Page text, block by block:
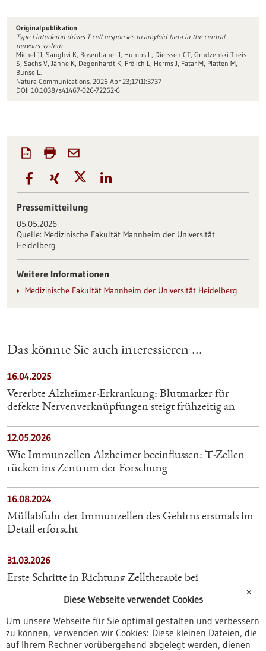
Originalpublikation
Type I interferon drives T cell responses to amyloid beta in the central
nervous system
Michel JJ, Sanghvi K, Rosenbauer J, Humbs L, Dierssen CT, Grudzenski-Theis
S, Sachs V, Jähne K, Degenhardt K, Frölich L, Herms J, Fatar M, Platten M,
Bunse L.
Nature Communications. 2026 Apr 23;17(1):3737
DOI: 10.1038/s41467-026-72262-6
Pressemitteilung
05.05.2026
Quelle: Medizinische Fakultät Mannheim der Universität
Heidelberg
Weitere Informationen
Medizinische Fakultät Mannheim der Universität Heidelberg
Das könnte Sie auch interessieren ...
16.04.2025
Vererbte Alzheimer-Erkrankung: Blutmarker für
defekte Nervenverknüpfungen steigt frühzeitig an
12.05.2026
Wie Immunzellen Alzheimer beeinflussen: T-Zellen
rücken ins Zentrum der Forschung
16.08.2024
Müllabfuhr der Immunzellen des Gehirns erstmals im
Detail erforscht
31.03.2026
Erste Schritte in Richtung Zelltherapie bei
13.05.2026
Lukas Bunse erforscht neue zelltherapeutische Ansätze
✕
Diese Webseite verwendet Cookies
Um unsere Webseite für Sie optimal gestalten und verbessern
zu können, verwenden wir Cookies: Diese kleinen Dateien, die
auf Ihrem Rechner vorübergehend abgelegt werden, dienen